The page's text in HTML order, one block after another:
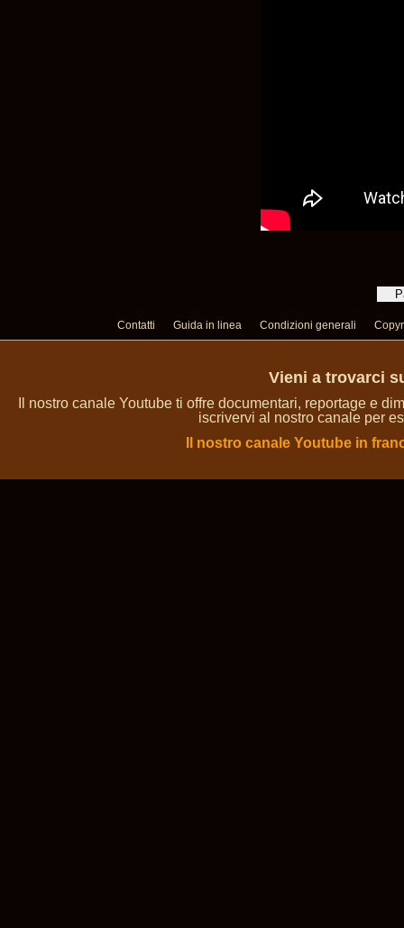
Contatti Guida in linea Condizioni generali
Vieni a trovarci
Il nostro canale Youtube ti offre documentari, reportage e
iscrivervi al nostro canale per
Il nostro canale Youtube in